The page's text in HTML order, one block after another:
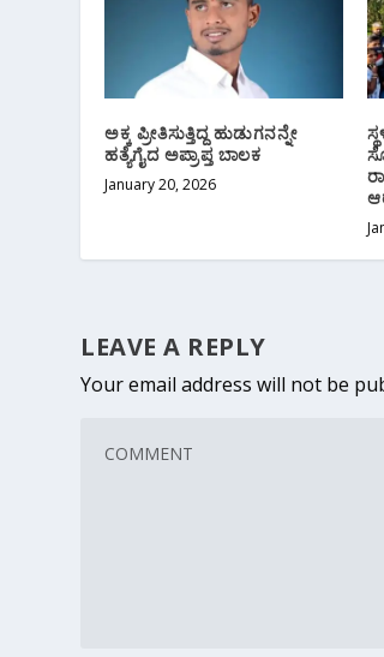
ಅಕ್ಕ ಪ್ರೀತಿಸುತ್ತಿದ್ದ ಹುಡುಗನನ್ನೇ
ಹತ್ಯೆಗೈದ ಅಪ್ರಾಪ್ತ ಬಾಲಕ
January 20, 2026
LEAVE A REPLY
Your email address will not be